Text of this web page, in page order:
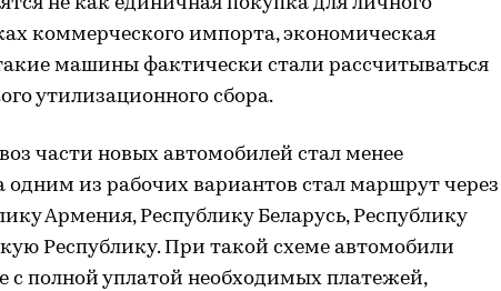
коммерческого импорта, экономическая
машины фактически стали рассчитываться
утилизационного сбора.
части новых автомобилей стал менее
из рабочих вариантов стал маршрут через
Армения, Республику Беларусь, Республику
Республику. При такой схеме автомобили
с полной уплатой необходимых платежей,